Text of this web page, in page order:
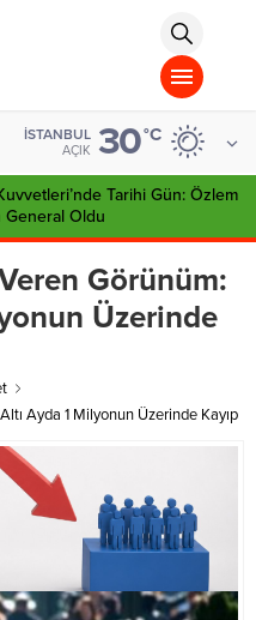
İSTANBUL
AÇIK 30°C
Tarihi Gün: Özlem
General Oldu
Görünüm:
Üzerinde
Ayda 1 Milyonun Üzerinde Kayıp